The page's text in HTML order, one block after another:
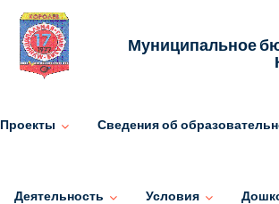
Муниципальное
Проекты Сведения об
Деятельность Условия